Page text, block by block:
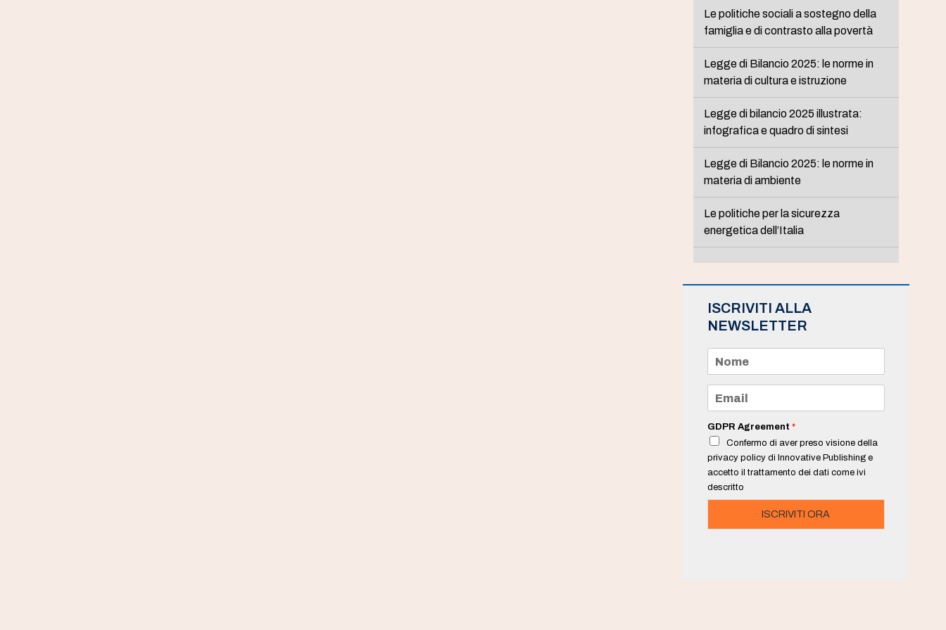
Le politiche sociali a sostegno della
famiglia e di contrasto alla povertà
Legge di Bilancio 2025: le norme in
materia di cultura e istruzione
Legge di bilancio 2025 illustrata:
infografica e quadro di sintesi
Legge di Bilancio 2025: le norme in
materia di ambiente
Le politiche per la sicurezza
energetica dell’Italia
ISCRIVITI ALLA
NEWSLETTER
m
e
a
i
*
GDPR Agreement *
Confermo di aver preso visione della
privacy policy di Innovative Publishing e
accetto il trattamento dei dati come ivi
descritto
ISCRIVITI ORA